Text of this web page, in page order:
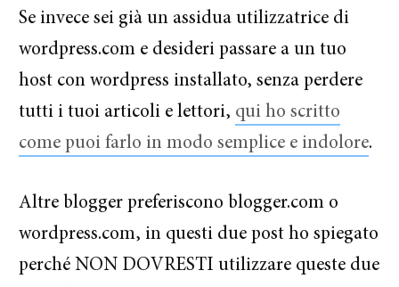
Se invece sei già un assidua utilizzatrice di
wordpress.com e desideri passare a un tuo
host con wordpress installato, senza perdere
tutti i tuoi articoli e lettori, qui ho scritto
come puoi farlo in modo semplice e indolore.
Altre blogger preferiscono blogger.com o
wordpress.com, in questi due post ho spiegato
perché NON DOVRESTI utilizzare queste due